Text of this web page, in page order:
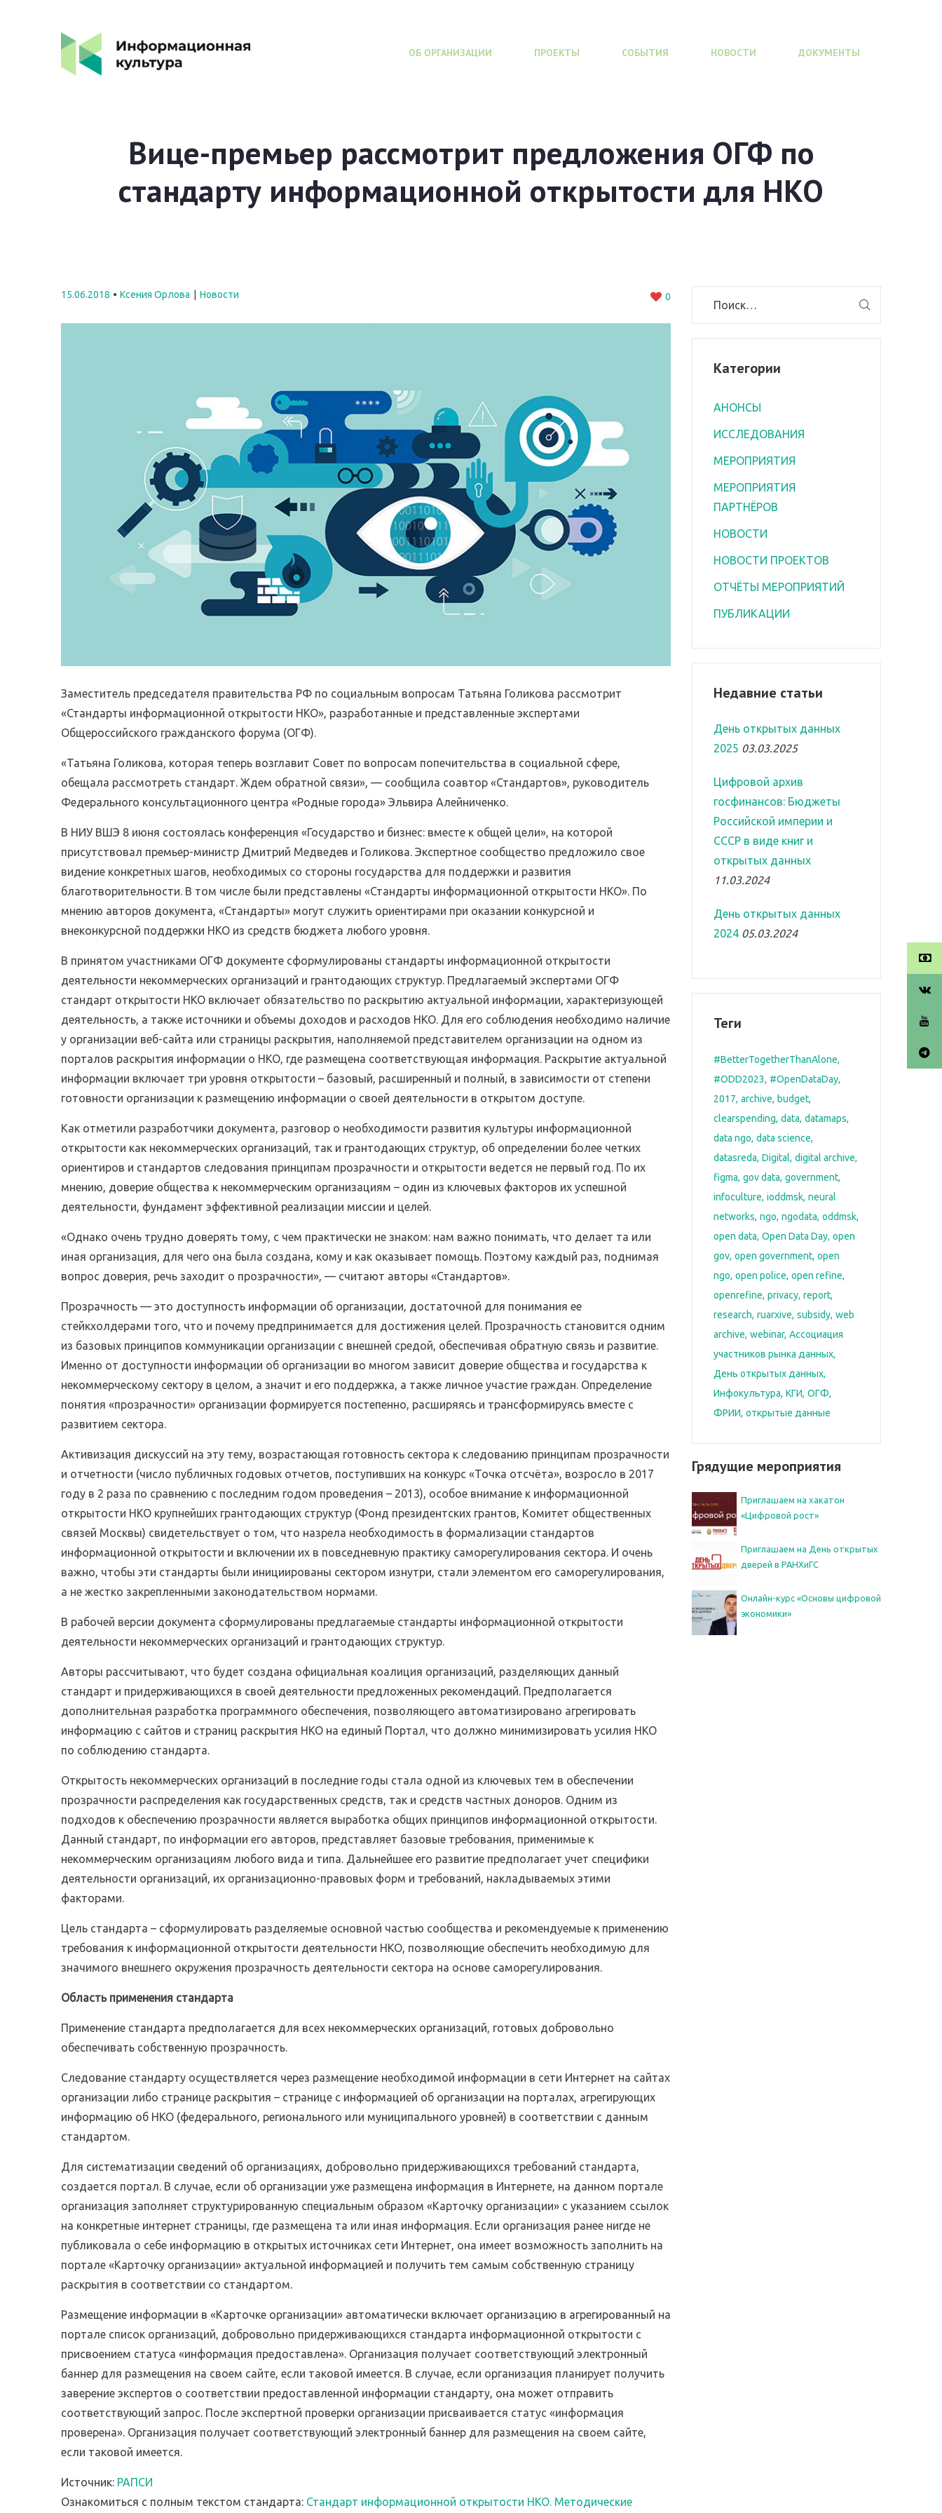
ОБ ОРГАНИЗАЦИИ ПРОЕКТЫ СОБЫТИЯ НОВОСТИ ДОКУМЕНТЫ
Вице-премьер рассмотрит предложения ОГФ по
стандарту информационной открытости для НКО
15.06.2018 Ксения Орлова Новости 0
Заместитель председателя правительства РФ по социальным вопросам Татьяна Голикова рассмотрит
«Стандарты информационной открытости НКО», разработанные и представленные экспертами
Общероссийского гражданского форума (ОГФ).
«Татьяна Голикова, которая теперь возглавит Совет по вопросам попечительства в социальной сфере,
обещала рассмотреть стандарт. Ждем обратной связи», — сообщила соавтор «Стандартов», руководитель
Федерального консультационного центра «Родные города» Эльвира Алейниченко.
В НИУ ВШЭ 8 июня состоялась конференция «Государство и бизнес: вместе к общей цели», на которой
присутствовал премьер-министр Дмитрий Медведев и Голикова. Экспертное сообщество предложило свое
видение конкретных шагов, необходимых со стороны государства для поддержки и развития
благотворительности. В том числе были представлены «Стандарты информационной открытости НКО». По
мнению авторов документа, «Стандарты» могут служить ориентирами при оказании конкурсной и
внеконкурсной поддержки НКО из средств бюджета любого уровня.
В принятом участниками ОГФ документе сформулированы стандарты информационной открытости
деятельности некоммерческих организаций и грантодающих структур. Предлагаемый экспертами ОГФ
стандарт открытости НКО включает обязательство по раскрытию актуальной информации, характеризующей
деятельность, а также источники и объемы доходов и расходов НКО. Для его соблюдения необходимо наличие
у организации веб-сайта или страницы раскрытия, наполняемой представителем организации на одном из
порталов раскрытия информации о НКО, где размещена соответствующая информация. Раскрытие актуальной
информации включает три уровня открытости – базовый, расширенный и полный, в зависимости от степени
готовности организации к размещению информации о своей деятельности в открытом доступе.
Как отметили разработчики документа, разговор о необходимости развития культуры информационной
открытости как некоммерческих организаций, так и грантодающих структур, об определении более четких
ориентиров и стандартов следования принципам прозрачности и открытости ведется не первый год. По их
мнению, доверие общества к некоммерческим организациям – один из ключевых факторов их успешной
деятельности, фундамент эффективной реализации миссии и целей.
«Однако очень трудно доверять тому, с чем практически не знаком: нам важно понимать, что делает та или
иная организация, для чего она была создана, кому и как оказывает помощь. Поэтому каждый раз, поднимая
вопрос доверия, речь заходит о прозрачности», — считают авторы «Стандартов».
Прозрачность — это доступность информации об организации, достаточной для понимания ее
стейкхолдерами того, что и почему предпринимается для достижения целей. Прозрачность становится одним
из базовых принципов коммуникации организации с внешней средой, обеспечивая обратную связь и развитие.
Именно от доступности информации об организации во многом зависит доверие общества и государства к
некоммерческому сектору в целом, а значит и его поддержка, а также личное участие граждан. Определение
понятия «прозрачности» организации формируется постепенно, расширяясь и трансформируясь вместе с
развитием сектора.
Активизация дискуссий на эту тему, возрастающая готовность сектора к следованию принципам прозрачности
и отчетности (число публичных годовых отчетов, поступивших на конкурс «Точка отсчёта», возросло в 2017
году в 2 раза по сравнению с последним годом проведения – 2013), особое внимание к информационной
открытости НКО крупнейших грантодающих структур (Фонд президентских грантов, Комитет общественных
связей Москвы) свидетельствует о том, что назрела необходимость в формализации стандартов
информационной открытости и включении их в повседневную практику саморегулирования сектора. И очень
важно, чтобы эти стандарты были инициированы сектором изнутри, стали элементом его саморегулирования,
а не жестко закрепленными законодательством нормами.
В рабочей версии документа сформулированы предлагаемые стандарты информационной открытости
деятельности некоммерческих организаций и грантодающих структур.
Авторы рассчитывают, что будет создана официальная коалиция организаций, разделяющих данный
стандарт и придерживающихся в своей деятельности предложенных рекомендаций. Предполагается
дополнительная разработка программного обеспечения, позволяющего автоматизировано агрегировать
информацию с сайтов и страниц раскрытия НКО на единый Портал, что должно минимизировать усилия НКО
по соблюдению стандарта.
Открытость некоммерческих организаций в последние годы стала одной из ключевых тем в обеспечении
прозрачности распределения как государственных средств, так и средств частных доноров. Одним из
подходов к обеспечению прозрачности является выработка общих принципов информационной открытости.
Данный стандарт, по информации его авторов, представляет базовые требования, применимые к
некоммерческим организациям любого вида и типа. Дальнейшее его развитие предполагает учет специфики
деятельности организаций, их организационно-правовых форм и требований, накладываемых этими
факторами.
Цель стандарта – сформулировать разделяемые основной частью сообщества и рекомендуемые к применению
требования к информационной открытости деятельности НКО, позволяющие обеспечить необходимую для
значимого внешнего окружения прозрачность деятельности сектора на основе саморегулирования.
Область применения стандарта
Применение стандарта предполагается для всех некоммерческих организаций, готовых добровольно
обеспечивать собственную прозрачность.
Следование стандарту осуществляется через размещение необходимой информации в сети Интернет на сайтах
организации либо странице раскрытия – странице с информацией об организации на порталах, агрегирующих
информацию об НКО (федерального, регионального или муниципального уровней) в соответствии с данным
стандартом.
Для систематизации сведений об организациях, добровольно придерживающихся требований стандарта,
создается портал. В случае, если об организации уже размещена информация в Интернете, на данном портале
организация заполняет структурированную специальным образом «Карточку организации» с указанием ссылок
на конкретные интернет страницы, где размещена та или иная информация. Если организация ранее нигде не
публиковала о себе информацию в открытых источниках сети Интернет, она имеет возможность заполнить на
портале «Карточку организации» актуальной информацией и получить тем самым собственную страницу
раскрытия в соответствии со стандартом.
Размещение информации в «Карточке организации» автоматически включает организацию в агрегированный на
портале список организаций, добровольно придерживающихся стандарта информационной открытости с
присвоением статуса «информация предоставлена». Организация получает соответствующий электронный
баннер для размещения на своем сайте, если таковой имеется. В случае, если организация планирует получить
заверение экспертов о соответствии предоставленной информации стандарту, она может отправить
соответствующий запрос. После экспертной проверки организации присваивается статус «информация
проверена». Организация получает соответствующий электронный баннер для размещения на своем сайте,
если таковой имеется.
Источник: РАПСИ
Ознакомиться с полным текстом стандарта: Стандарт информационной открытости НКО. Методические
Категории
АНОНСЫ
ИССЛЕДОВАНИЯ
МЕРОПРИЯТИЯ
МЕРОПРИЯТИЯ
ПАРТНЁРОВ
НОВОСТИ
НОВОСТИ ПРОЕКТОВ
ОТЧЁТЫ МЕРОПРИЯТИЙ
ПУБЛИКАЦИИ
Недавние статьи
День открытых данных
2025 03.03.2025
Цифровой архив
госфинансов: Бюджеты
Российской империи и
СССР в виде книг и
открытых данных
11.03.2024
День открытых данных
2024 05.03.2024
Теги
#BetterTogetherThanAlone
#ODD2023
#OpenDataDay
2017 archive
budget
clearspending data datamaps
data ngo data science
datasreda Digital digital archive
figma gov data government
infoculture ioddmsk neural
networks ngo ngodata oddmsk
open data Open Data Day open
gov open government open
ngo open police open refine
openrefine privacy report
research ruarxive subsidy web
archive webinar Ассоциация
участников рынка данных
День открытых данных
Инфокультура КГИ ОГФ
ФРИИ открытые данные
Грядущие мероприятия
Приглашаем на хакатон
«Цифровой рост»
Приглашаем на День открытых
дверей в РАНХиГС
Онлайн-курс «Основы цифровой
экономики»